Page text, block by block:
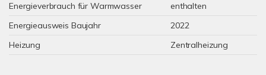
Energieverbrauch für Warmwasser
enthalten
Energieausweis Baujahr
2022
Heizung
Zentralheizung